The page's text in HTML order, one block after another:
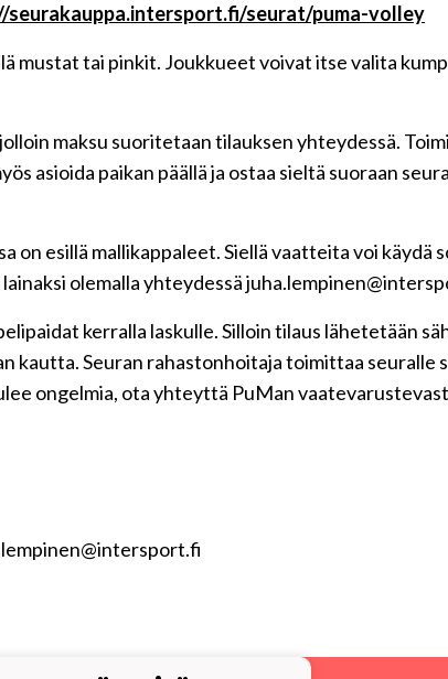
seurakauppa.intersport.fi/seurat/puma-volley
tai pinkit. Joukkueet voivat itse valita
maksu suoritetaan tilauksen yhteydessä.
asioida paikan päällä ja ostaa sieltä suoraan
on esillä mallikappaleet. Siellä vaatteita voi käydä
olemalla yhteydessä
kerralla laskulle. Silloin tilaus lähetetään
kautta. Seuran rahastonhoitaja toimittaa seuralle
ongelmia, ota yhteyttä PuMan